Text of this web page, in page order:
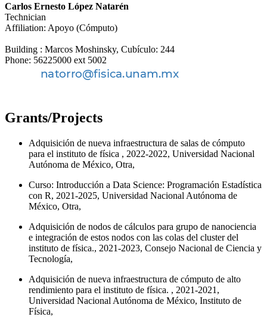
Carlos Ernesto López Natarén
Technician
Affiliation: Apoyo (Cómputo)
Building : Marcos Moshinsky, Cubículo: 244
Phone: 56225000 ext 5002
Grants/Projects
Adquisición de nueva infraestructura de salas de cómputo
para el instituto de física , 2022-2022, Universidad Nacional
Autónoma de México, Otra,
Curso: Introducción a Data Science: Programación Estadística
con R, 2021-2025, Universidad Nacional Autónoma de
México, Otra,
Adquisición de nodos de cálculos para grupo de nanociencia
e integración de estos nodos con las colas del cluster del
instituto de física., 2021-2023, Consejo Nacional de Ciencia y
Tecnología,
Adquisición de nueva infraestructura de cómputo de alto
rendimiento para el instituto de física. , 2021-2021,
Universidad Nacional Autónoma de México, Instituto de
Física,